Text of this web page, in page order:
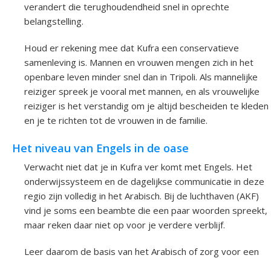
verandert die terughoudendheid snel in oprechte
belangstelling.
Houd er rekening mee dat Kufra een conservatieve
samenleving is. Mannen en vrouwen mengen zich in het
openbare leven minder snel dan in Tripoli. Als mannelijke
reiziger spreek je vooral met mannen, en als vrouwelijke
reiziger is het verstandig om je altijd bescheiden te kleden
en je te richten tot de vrouwen in de familie.
Het niveau van Engels in de oase
Verwacht niet dat je in Kufra ver komt met Engels. Het
onderwijssysteem en de dagelijkse communicatie in deze
regio zijn volledig in het Arabisch. Bij de luchthaven (AKF)
vind je soms een beambte die een paar woorden spreekt,
maar reken daar niet op voor je verdere verblijf.
Leer daarom de basis van het Arabisch of zorg voor een